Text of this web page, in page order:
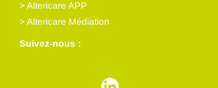
> Altericare APP
> Altericare Médiation
Suivez-nous :